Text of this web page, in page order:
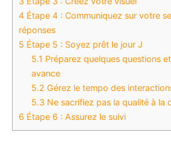
4 Étape 4 : Communiquez sur votre
réponses
5 Étape 5 : Soyez prêt le jour J
5.1 Préparez quelques questions
avance
5.2 Gérez le tempo des
5.3 Ne sacrifiez pas la qualité à la
6 Étape 6 : Assurez le suivi